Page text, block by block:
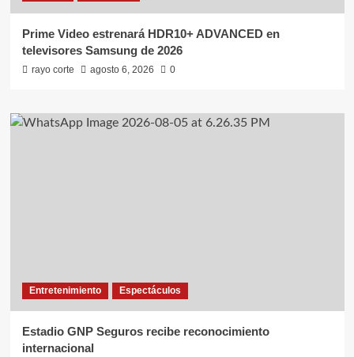
Prime Video estrenará HDR10+ ADVANCED en
televisores Samsung de 2026
rayo corte agosto 6, 2026 0
Entretenimiento Espectáculos
Estadio GNP Seguros recibe reconocimiento
internacional